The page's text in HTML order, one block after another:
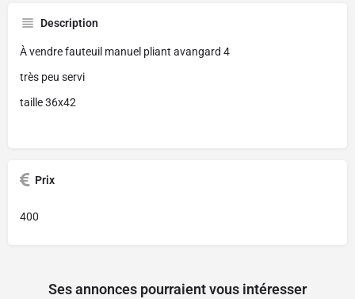
Description
À vendre fauteuil manuel pliant avangard 4
très peu servi
taille 36x42
Prix
400
Ses annonces pourraient vous intéresser